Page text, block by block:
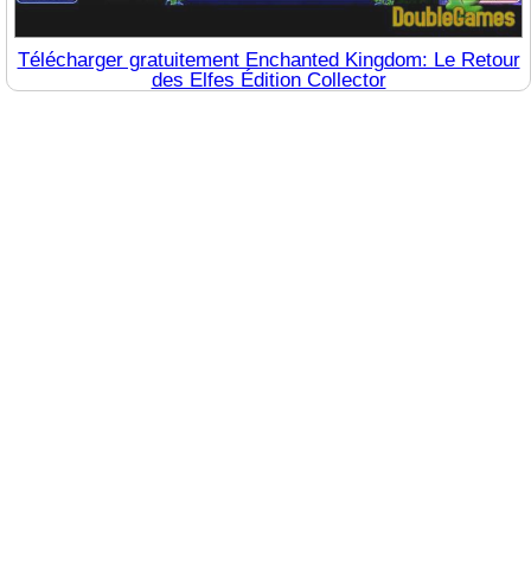
Télécharger gratuitement Enchanted Kingdom: Le Retour
des Elfes Édition Collector